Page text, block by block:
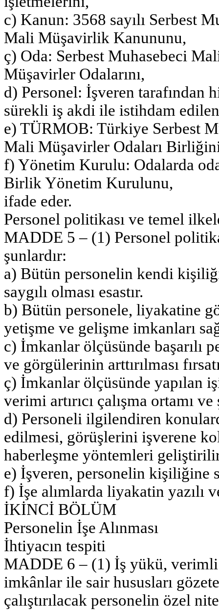
c) Kanun: 3568 sayılı Serbest
Mali Müşavirlik Kanununu,
ç) Oda: Serbest Muhasebeci
Müşavirler Odalarını,
d) Personel: İşveren tarafından
sürekli iş akdi ile istihdam
e) TÜRMOB: Türkiye Serbest
Mali Müşavirler Odaları
f) Yönetim Kurulu: Odalarda
Birlik Yönetim Kurulunu,
ifade eder.
Personel politikası ve temel
MADDE 5 – (1) Personel
şunlardır:
a) Bütün personelin kendi
saygılı olması esastır.
b) Bütün personele, liyakatine
yetişme ve gelişme imkanları
c) İmkanlar ölçüsünde
ve görgülerinin arttırılması
ç) İmkanlar ölçüsünde yapılan
verimi artırıcı çalışma ortamı ve
d) Personeli ilgilendiren
edilmesi, görüşlerini işverene
haberleşme yöntemleri
e) İşveren, personelin kişiliğine
f) İşe alımlarda liyakatin yazılı
İKİNCİ BÖLÜM
Personelin İşe Alınması
İhtiyacın tespiti
MADDE 6 – (1) İş yükü, verimli
imkânlar ile sair hususları
çalıştırılacak personelin özel